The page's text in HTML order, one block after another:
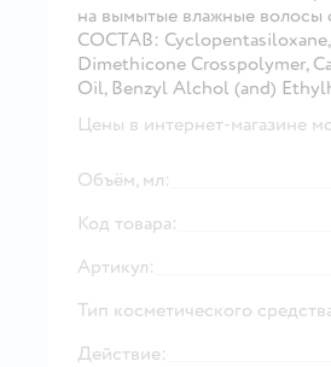
на вымытые влажные волосы
СОСТАВ:
Dimethicone Crosspolymer,
Oil, Benzyl Alchol (and)
Цены в интернет-магазине
Объём, мл:
Код товара:
Артикул:
Тип косметического
Действие: